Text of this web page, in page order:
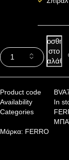
Προσθήκη
στο
καλάθι
Product code
Availability
In
Categories
Μάρκα: FERRO